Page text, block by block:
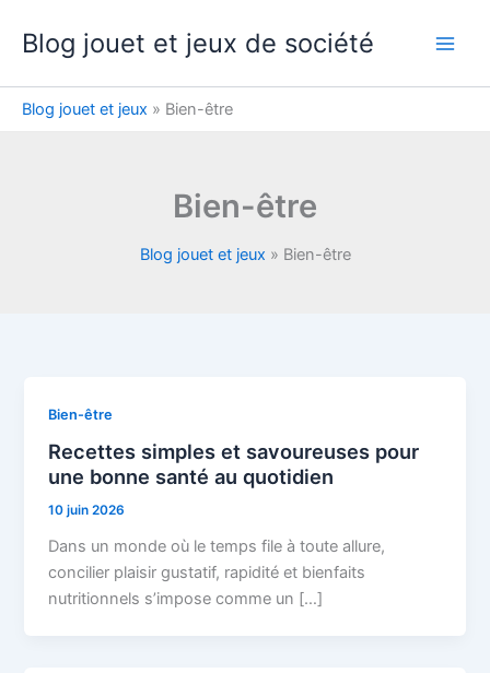
Blog jouet et jeux de société
Blog jouet et jeux » Bien-être
Bien-être
Blog jouet et jeux » Bien-être
Bien-être
Recettes simples et savoureuses pour
une bonne santé au quotidien
10 juin 2026
Dans un monde où le temps file à toute allure,
concilier plaisir gustatif, rapidité et bienfaits
nutritionnels s’impose comme un […]